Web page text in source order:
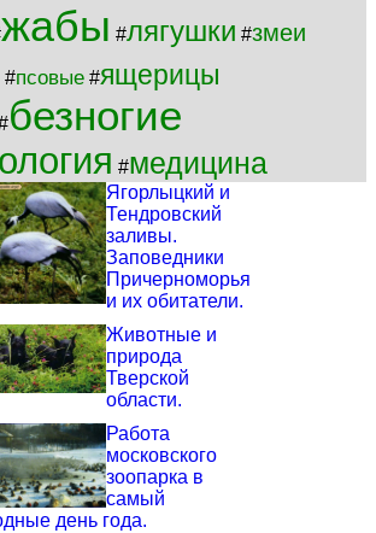
жабы #лягушки #змеи
#псовые #ящерицы
безногие
#медицина
Ягорлыцкий и
Тендровский
заливы.
Заповедники
Причерноморья
и их обитатели.
Животные и
природа
Тверской
области.
Работа
московского
зоопарка в
самый
день года.